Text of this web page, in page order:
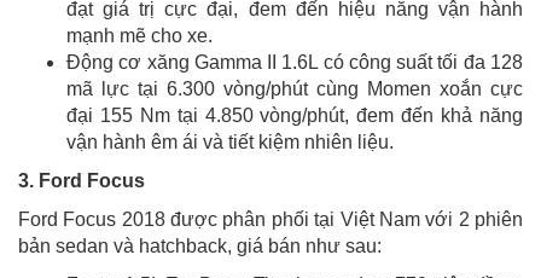
đạt giá trị cực đại, đem đến hiệu năng vận hành
mạnh mẽ cho xe.
Động cơ xăng Gamma II 1.6L có công suất tối đa 128
mã lực tại 6.300 vòng/phút cùng Momen xoắn cực
đại 155 Nm tại 4.850 vòng/phút, đem đến khả năng
vận hành êm ái và tiết kiệm nhiên liệu.
3. Ford Focus
Ford Focus 2018 được phân phối tại Việt Nam với 2 phiên
bản sedan và hatchback, giá bán như sau: